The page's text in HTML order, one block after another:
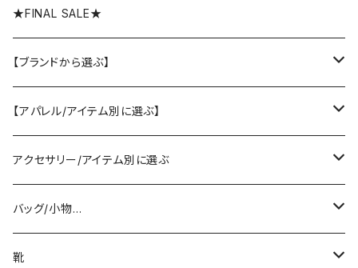
★FINAL SALE★
【ブランドから選ぶ】
SELECT／ORIGINAL
PASSIONE/cafune
ヤマトドレス／dolly-sean／DONEEYU／他
lovint
【アパレル/アイテム別に選ぶ】
outer
coat/down
jacket/blouson
tops
knit/sweat/parker
bottom
アクセサリー/アイテム別に選ぶ
pierce/earring/ear cuff
necklace/top
バッグ/小物…
bag
靴